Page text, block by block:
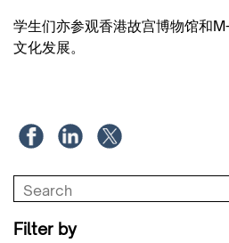
学生们亦参观香港故宫博物馆和
文化发展。
Filter by